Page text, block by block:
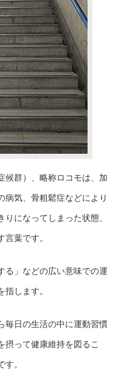
候群）、略称ロコモは、加
病気、骨粗鬆症などにより
になってしまった状態、
葉です。
る」などの広い意味での運
します。
毎日の生活の中に運動習慣
摂って健康維持を図るこ
。